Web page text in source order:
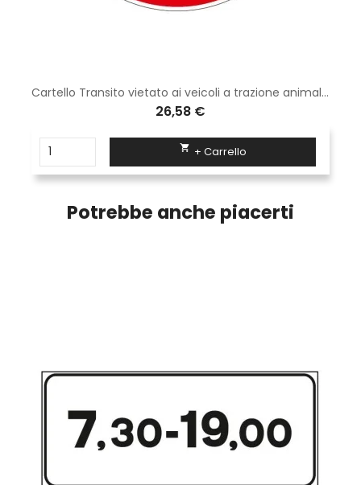
Cartello Transito vietato ai veicoli a trazione animale Disco Diametro 60 cm Classe 1 Fig. 53 Lamiera
26,58 €
 + Carrello
Potrebbe anche piacerti